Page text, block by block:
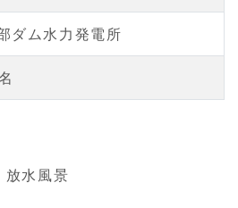
ダム水力発電所
放水風景